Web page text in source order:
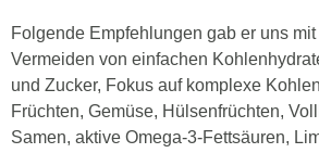
Folgende Empfehlungen gab er uns
Vermeiden von einfachen
und Zucker, Fokus auf komplexe
Früchten, Gemüse, Hülsenfrüchten,
Samen, aktive Omega-3-Fettsäuren,